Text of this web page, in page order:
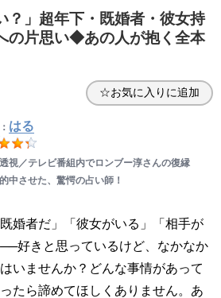
？」超年下・既婚者・彼女持
片思い◆あの人が抱く全本
☆お気に入りに追加
はる
視／テレビ番組内でロンブー淳さんの復縁
中させた、驚愕の占い師！
婚者だ」「彼女がいる」「相手が
好きと思っているけど、なかなか
いませんか？どんな事情があって
たら諦めてほしくありません。あ